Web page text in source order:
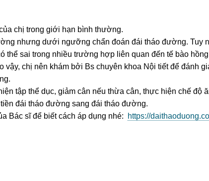
chị trong giới hạn bình thường.
nhưng dưới ngưỡng chẩn đoán đái tháo đường. Tuy
thể sai trong nhiều trường hợp liên quan đến tế bào
chị nên khám bởi Bs chuyên khoa Nội tiết để đánh
tập thể dục, giảm cân nếu thừa cân, thực hiện chế độ
đái tháo đường sang đái tháo đường.
Bác sĩ để biết cách áp dụng nhé:
https://